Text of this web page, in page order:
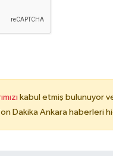
kabul etmiş bulunuyor
Dakika Ankara haberleri